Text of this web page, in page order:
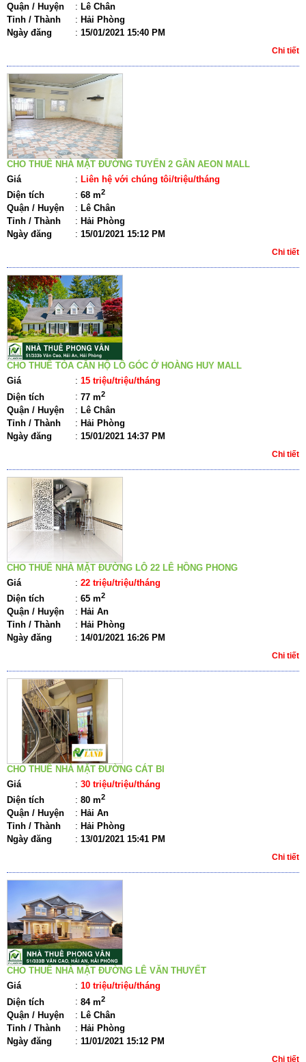
Quận / Huyện : Lê Chân
Tỉnh / Thành
: Hải Phòng
Ngày đăng
: 15/01/2021 15:40 PM
Chi tiết
CHO THUÊ NHÀ MẶT ĐƯỜNG TUYẾN 2 GẦN AEON MALL
Giá
: Liên hệ với chúng tôi/triệu/tháng
Diện tích
: 68 m2
Quận / Huyện : Lê Chân
Tỉnh / Thành
: Hải Phòng
Ngày đăng
: 15/01/2021 15:12 PM
Chi tiết
CHO THUÊ TÒA CĂN HỘ LÔ GÓC Ở HOÀNG HUY MALL
Giá
: 15 triệu/triệu/tháng
Diện tích
: 77 m2
Quận / Huyện : Lê Chân
Tỉnh / Thành
: Hải Phòng
Ngày đăng
: 15/01/2021 14:37 PM
Chi tiết
CHO THUÊ NHÀ MẶT ĐƯỜNG LÔ 22 LÊ HỒNG PHONG
Giá
: 22 triệu/triệu/tháng
Diện tích
: 65 m2
Quận / Huyện : Hải An
Tỉnh / Thành
: Hải Phòng
Ngày đăng
: 14/01/2021 16:26 PM
Chi tiết
CHO THUÊ NHÀ MẶT ĐƯỜNG CÁT BI
Giá
: 30 triệu/triệu/tháng
Diện tích
: 80 m2
Quận / Huyện : Hải An
Tỉnh / Thành
: Hải Phòng
Ngày đăng
: 13/01/2021 15:41 PM
Chi tiết
CHO THUÊ NHÀ MẶT ĐƯỜNG LÊ VĂN THUYẾT
Giá
: 10 triệu/triệu/tháng
Diện tích
: 84 m2
Quận / Huyện : Lê Chân
Tỉnh / Thành
: Hải Phòng
Ngày đăng
: 11/01/2021 15:12 PM
Chi tiết